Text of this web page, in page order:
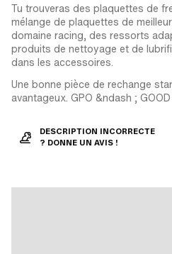
Tu trouveras des plaquettes de
mélange de plaquettes de
domaine racing, des ressorts
produits de nettoyage et de
dans les accessoires.
Une bonne pièce de rechange
avantageux. GPO &ndash ; GOOD
DESCRIPTION INCORRECTE
? DONNE UN AVIS !